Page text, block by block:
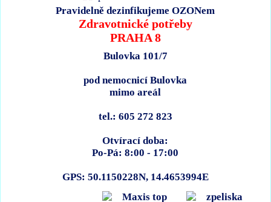
Pravidelně dezinfikujeme OZONem
Zdravotnické potřeby
PRAHA 8
Bulovka 101/7
pod nemocnicí Bulovka
mimo areál
tel.: 605 272 823
Otvírací doba:
Po-Pá: 8:00 - 17:00
GPS: 50.1150228N, 14.4653994E